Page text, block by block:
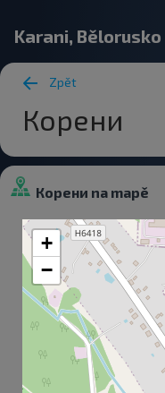
Karani, Bělorusko
Zpět
Корени
Корени na mapě
+
−